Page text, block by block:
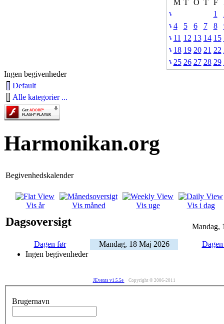
M T O T F
1
4
5 6 7 8
11 12 13 14 15
18 19 20 21 22
25 26 27 28 29
Ingen begivenheder
Default
Alle kategorier ...
Harmonikan.org
Begivenhedskalender
Vis år Vis måned Vis uge Vis i dag
Dagsoversigt Mandag,
Dagen før Mandag, 18 Maj 2026
Ingen begivenheder
JEvents v1.5.5e Copyright © 2006-2011
Brugernavn